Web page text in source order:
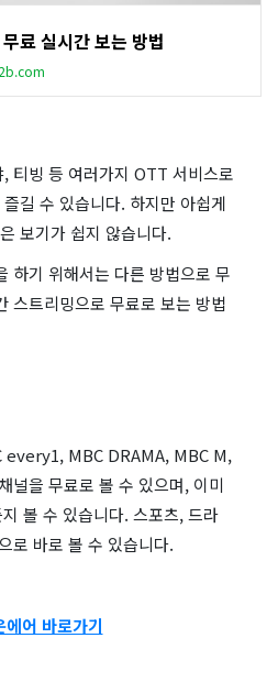
료 실시간 보는 방법
티빙 등 여러가지 OTT 서비스로
길 수 있습니다. 하지만 아쉽게
보기가 쉽지 않습니다.
하기 위해서는 다른 방법으로 무
스트리밍으로 무료로 보는 방법
every1, MBC DRAMA, MBC M,
널을 무료로 볼 수 있으며, 이미
볼 수 있습니다. 스포츠, 드라
로 바로 볼 수 있습니다.
에어 바로가기